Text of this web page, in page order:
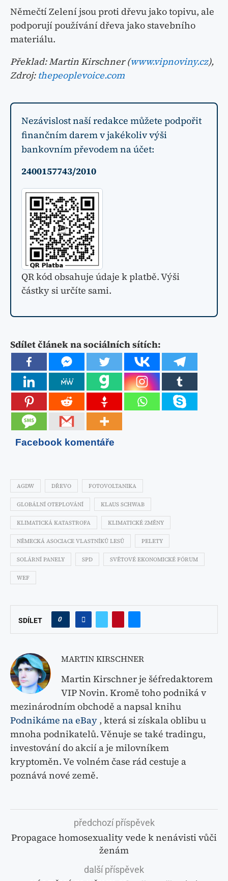
Němečtí Zelení jsou proti dřevu jako topivu, ale
podporují používání dřeva jako stavebního
materiálu.
Překlad: Martin Kirschner (www.vipnoviny.cz),
Zdroj: thepeoplevoice.com
Nezávislost naší redakce můžete podpořit
finančním darem v jakékoliv výši
bankovním převodem na účet:
2400157743/2010
QR kód obsahuje údaje k platbě. Výši
částky si určíte sami.
Sdílet článek na sociálních sítích:
Facebook komentáře
AGDW DŘEVO FOTOVOLTANIKA
GLOBÁLNÍ OTEPLOVÁNÍ KLAUS SCHWAB
KLIMATICKÁ KATASTROFA KLIMATICKÉ ZMĚNY
NĚMECKÁ ASOCIACE VLASTNÍKŮ LESŮ PELETY
SOLÁRNÍ PANELY SPD SVĚTOVÉ EKONOMICKÉ FÓRUM
WEF
SDÍLET 0
MARTIN KIRSCHNER
Martin Kirschner je šéfredaktorem
VIP Novin. Kromě toho podniká v
mezinárodním obchodě a napsal knihu
Podnikáme na eBay , která si získala oblibu u
mnoha podnikatelů. Věnuje se také tradingu,
investování do akcií a je milovníkem
kryptoměn. Ve volném čase rád cestuje a
poznává nové země.
předchozí příspěvek
Propagace homosexuality vede k nenávisti vůči
ženám
další příspěvek